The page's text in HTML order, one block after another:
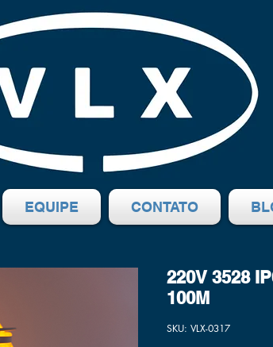
EQUIPE CONTATO
220V 3528
100M
SKU: VLX-0317